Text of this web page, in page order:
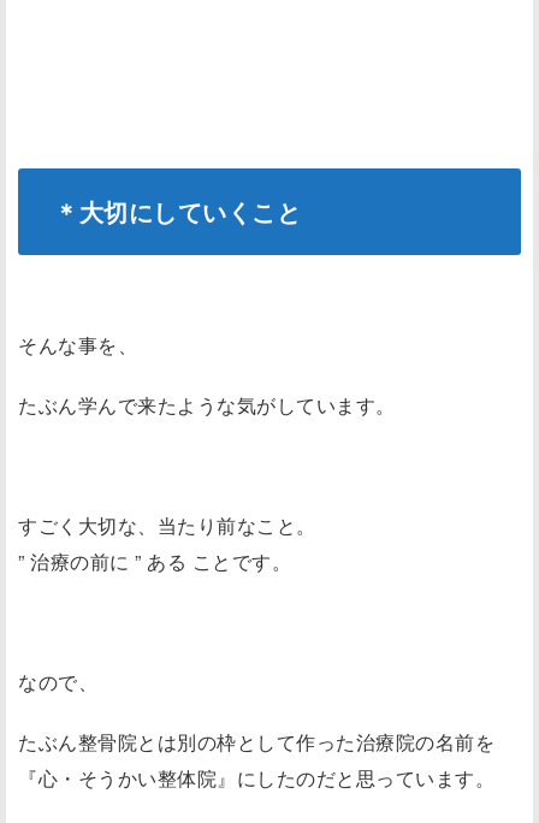
＊大切にしていくこと
そんな事を、
たぶん学んで来たような気がしています。
すごく大切な、当たり前なこと。
” 治療の前に ” ある ことです。
なので、
たぶん整骨院とは別の枠として作った治療院の名前を
『心・そうかい整体院』にしたのだと思っています。